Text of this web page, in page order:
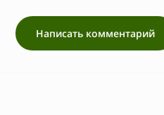
Написать комментарий